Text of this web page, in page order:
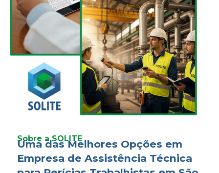
Sobre a SOLITE
Uma das Melhores Opções em
Empresa de Assistência Técnica